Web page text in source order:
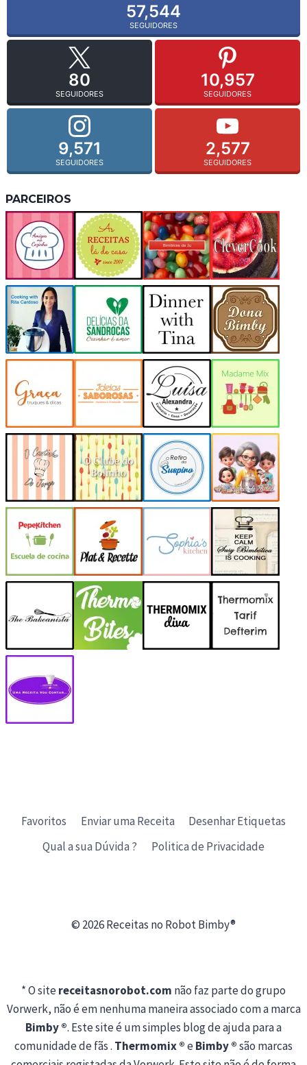
57,544
SEGUIDORES
80
SEGUIDORES
10,957
SEGUIDORES
9,571
SEGUIDORES
2,577
SEGUIDORES
PARCEIROS
Favoritos Enviar uma Receita
Desenhar Etiquetas
Qual a sua Dúvida ?
Politica de Privacidade
© 2026 Receitas no Robot Bimby®
* O sitereceitasnorobot.com não faz parte do grupo
Vorwerk, não é em nenhuma maneira associado com a marca
Bimby ®. Este site é um simples blog de ajuda para a
comunidade de fãs . Thermomix ®eBimby ®são marcas